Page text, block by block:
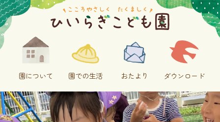
園について 園での生活 おたより ダウンロード